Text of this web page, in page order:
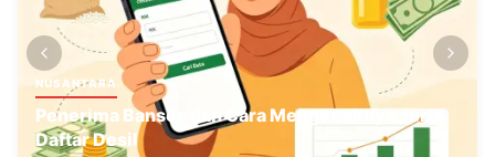
NUSANTARA
Penerima Bansos dan Cara Mengeceknya serta
Daftar Desil